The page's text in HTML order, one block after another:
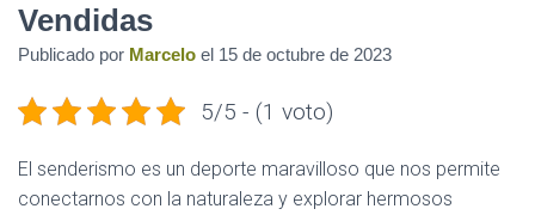
Vendidas
Publicado por Marcelo el 15 de octubre de 2023
5/5 - (1 voto)
El senderismo es un deporte maravilloso que nos permite
conectarnos con la naturaleza y explorar hermosos